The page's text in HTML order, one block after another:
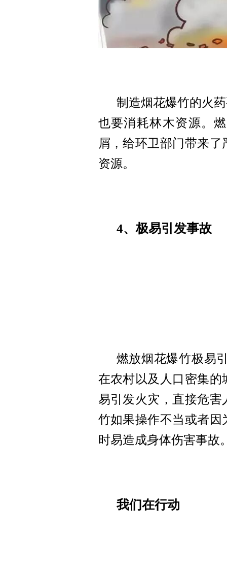
制造烟花爆竹的火
也要消耗林木资源。
屑，给环卫部门带来
资源。
4、极易引发事故
燃放烟花爆竹极易
在农村以及人口密集
易引发火灾，直接危
竹如果操作不当或者
时易造成身体伤害事故
我们在行动